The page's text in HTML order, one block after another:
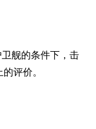
舰的条件下，击
评价。